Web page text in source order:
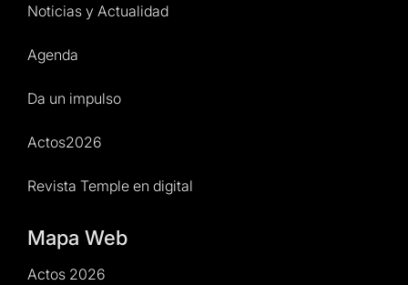
Noticias y Actualidad
Agenda
Da un impulso
Actos2026
Revista Temple en digital
Mapa Web
Actos 2026